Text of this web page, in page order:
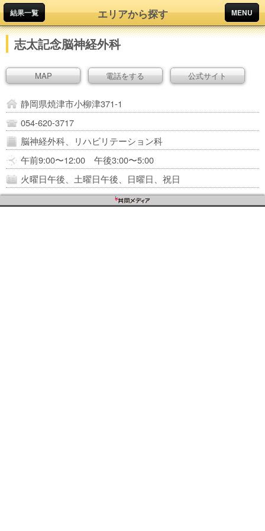
結果一覧 エリアから探す MENU
志太記念脳神経外科
MAP 電話をする 公式サイト
静岡県焼津市小柳津371-1
054-620-3717
脳神経外科、リハビリテーション科
午前9:00〜12:00 午後3:00〜5:00
火曜日午後、土曜日午後、日曜日、祝日